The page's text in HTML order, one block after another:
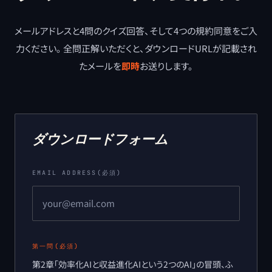
メールアドレスと4問のクイズ回答、そして4つの規約同意をご入
力ください。 全問正解いただくと、ダウンロードURLが記載され
たメールを即時お送りします。
ダウンロードフォーム
EMAIL ADDRESS(必須)
第一問 (必須)
第2章「効率化AIと収益進化AIという2つのAI」の冒頭、ふ